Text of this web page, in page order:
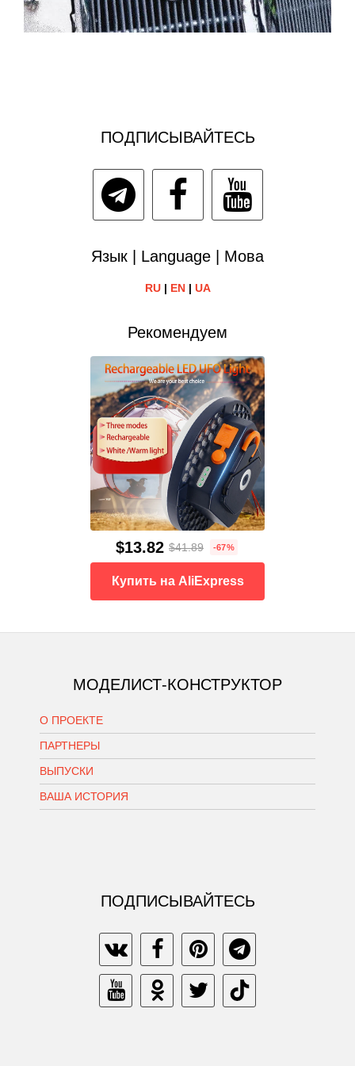
ПОДПИСЫВАЙТЕСЬ
Язык | Language | Мова
RU| EN| UA
Рекомендуем
$13.82 $41.89 -67%
Купить на AliExpress
МОДЕЛИСТ-КОНСТРУКТОР
О ПРОЕКТЕ
ПАРТНЕРЫ
ВЫПУСКИ
ВАША ИСТОРИЯ
ПОДПИСЫВАЙТЕСЬ